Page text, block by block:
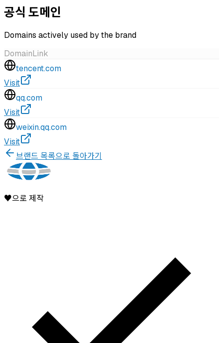
공식 도메인
Domains actively used by the brand
DomainLink
tencent.com
Visit
qq.com
Visit
weixin.qq.com
Visit
브랜드 목록으로 돌아가기
♥으로 제작